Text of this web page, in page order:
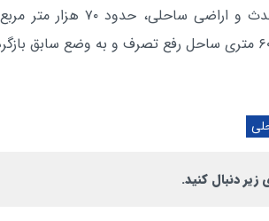
زیر دنبال کنید.